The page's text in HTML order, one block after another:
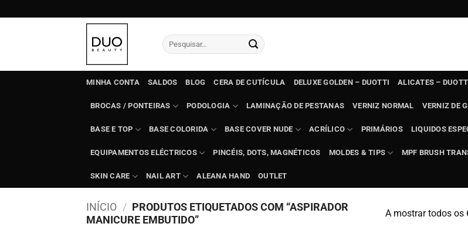
to
Pesquisar
por:
MINHA CONTA SALDOS BLOG CERA DE CUTÍCULA DELUXE GOLDEN – DUOTTI ALICATES –
BROCAS / PONTEIRAS PODOLOGIA LAMINAÇÃO DE PESTANAS VERNIZ NORMAL VERNIZ DE
BASE E TOP BASE COLORIDA BASE COVER NUDE ACRÍLICO PRIMÁRIOS LIQUIDOS
EQUIPAMENTOS ELÉCTRICOS PINCÉIS, DOTS, MAGNÉTICOS MOLDES & TIPS MPF BRUSH
SKIN CARE NAIL ART ALEANA HAND OUTLET
INÍCIO / PRODUTOS ETIQUETADOS COM “ASPIRADOR
MANICURE EMBUTIDO”
A mostrar todos os